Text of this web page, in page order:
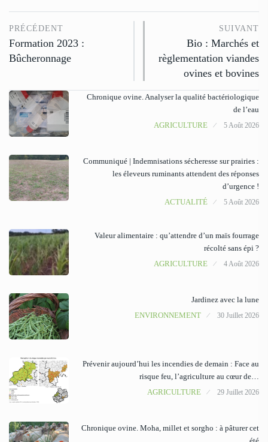
PRÉCÉDENT
Formation 2023 :
Bûcheronnage
SUIVANT
Bio : Marchés et
règlementation viandes
ovines et bovines
Chronique ovine. Analyser la qualité bactériologique
de l’eau
AGRICULTURE
5 Août 2026
Communiqué | Indemnisations sécheresse sur prairies :
les éleveurs ruminants attendent des réponses
d’urgence !
ACTUALITÉ
5 Août 2026
Valeur alimentaire : qu’attendre d’un maïs fourrage
récolté sans épi ?
AGRICULTURE
4 Août 2026
Jardinez avec la lune
ENVIRONNEMENT
30 Juillet 2026
Prévenir aujourd’hui les incendies de demain : Face au
risque feu, l’agriculture au cœur de…
AGRICULTURE
29 Juillet 2026
Chronique ovine. Moha, millet et sorgho : à pâturer cet